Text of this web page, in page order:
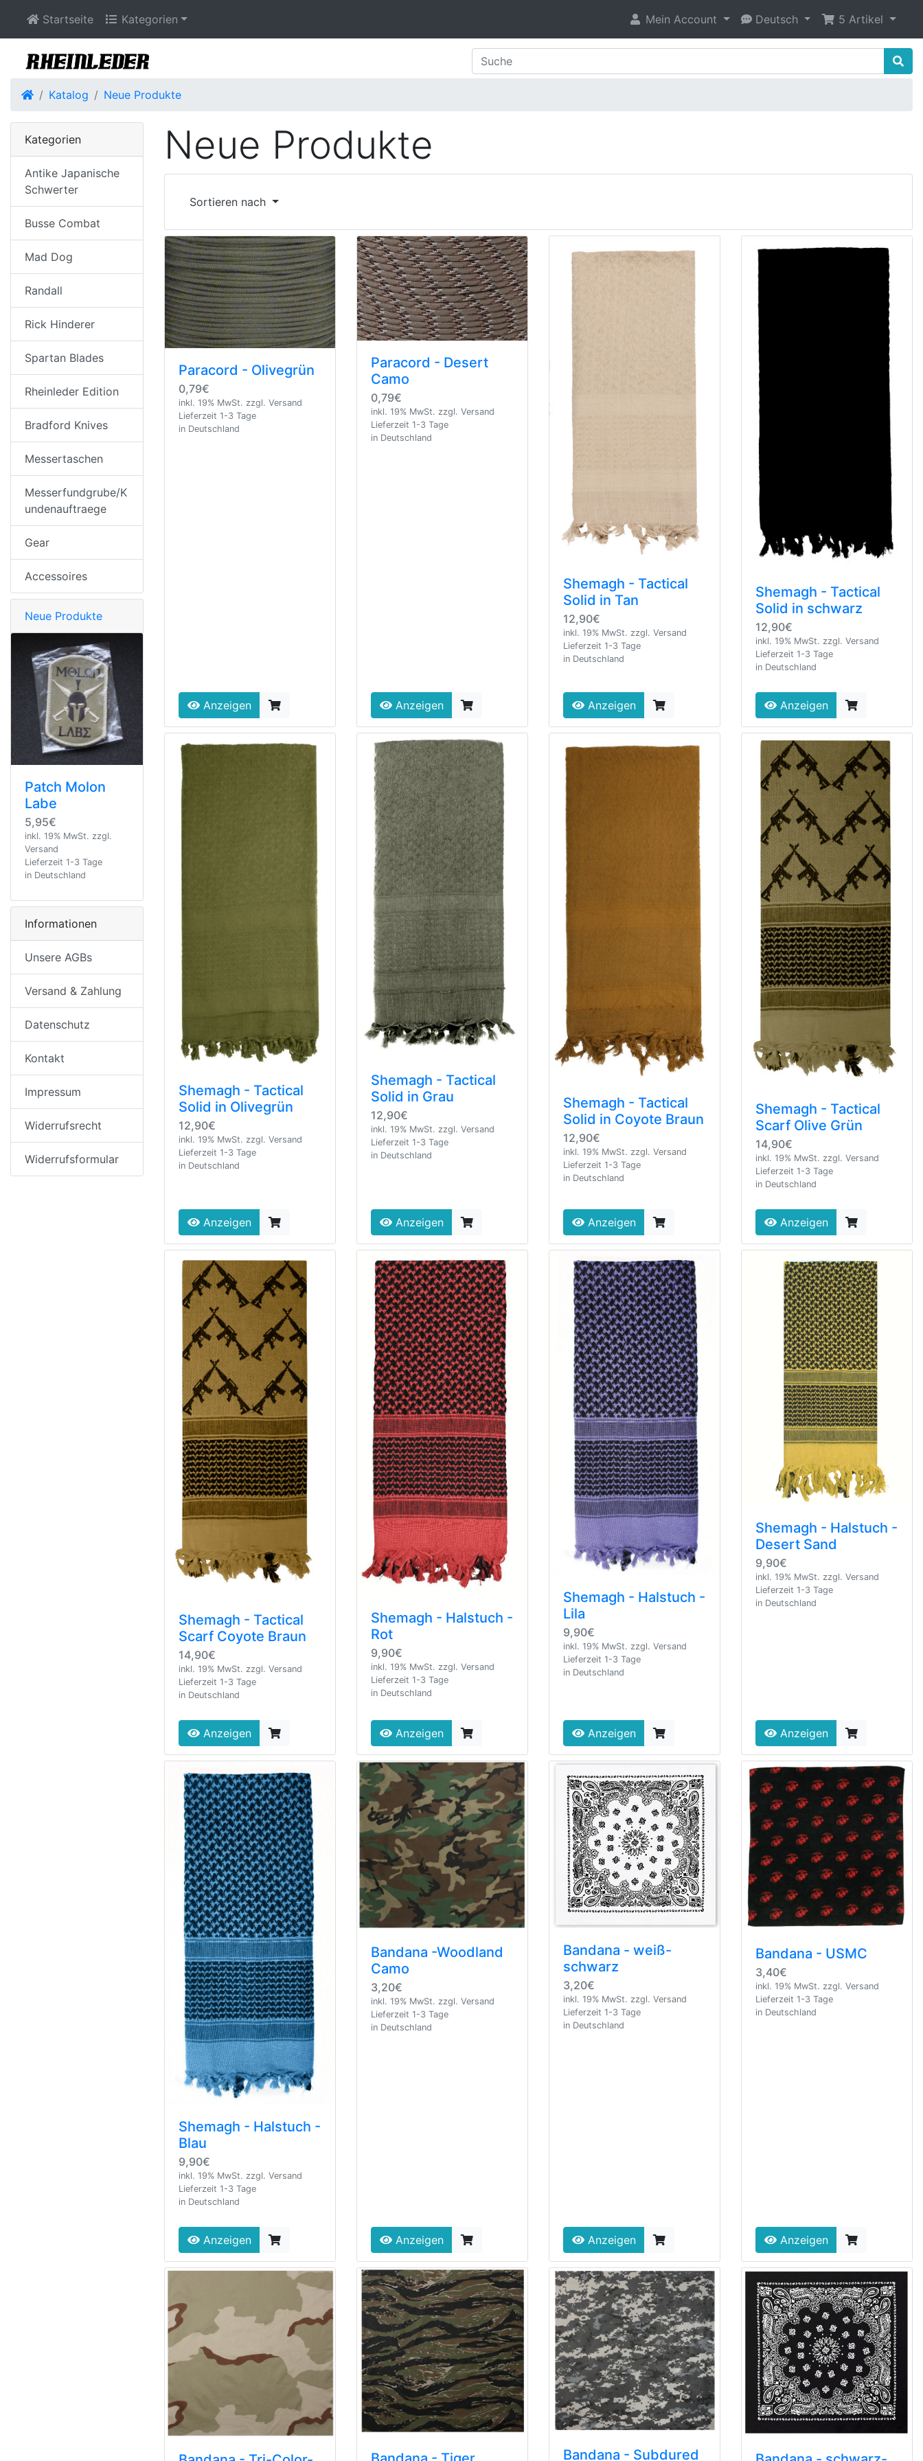
Startseite Kategorien Mein Account Deutsch 5 Artikel
Startseite
Katalog Neue Produkte
Neue Produkte
Sortieren nach
Paracord - Olivegrün
0,79€
inkl. 19% MwSt. zzgl. Versand
Lieferzeit 1-3 Tage
in Deutschland
Anzeigen
Paracord - Desert
Camo
0,79€
inkl. 19% MwSt. zzgl. Versand
Lieferzeit 1-3 Tage
in Deutschland
Anzeigen
Shemagh - Tactical
Solid in Tan
12,90€
inkl. 19% MwSt. zzgl. Versand
Lieferzeit 1-3 Tage
in Deutschland
Anzeigen
Shemagh - Tactical
Solid in schwarz
12,90€
inkl. 19% MwSt. zzgl. Versand
Lieferzeit 1-3 Tage
in Deutschland
Anzeigen
Shemagh - Tactical
Solid in Olivegrün
12,90€
inkl. 19% MwSt. zzgl. Versand
Lieferzeit 1-3 Tage
in Deutschland
Anzeigen
Shemagh - Tactical
Solid in Grau
12,90€
inkl. 19% MwSt. zzgl. Versand
Lieferzeit 1-3 Tage
in Deutschland
Anzeigen
Shemagh - Tactical
Solid in Coyote Braun
12,90€
inkl. 19% MwSt. zzgl. Versand
Lieferzeit 1-3 Tage
in Deutschland
Anzeigen
Shemagh - Tactical
Scarf Olive Grün
14,90€
inkl. 19% MwSt. zzgl. Versand
Lieferzeit 1-3 Tage
in Deutschland
Anzeigen
Shemagh - Tactical
Scarf Coyote Braun
14,90€
inkl. 19% MwSt. zzgl. Versand
Lieferzeit 1-3 Tage
in Deutschland
Anzeigen
Shemagh - Halstuch -
Rot
9,90€
inkl. 19% MwSt. zzgl. Versand
Lieferzeit 1-3 Tage
in Deutschland
Anzeigen
Shemagh - Halstuch -
Lila
9,90€
inkl. 19% MwSt. zzgl. Versand
Lieferzeit 1-3 Tage
in Deutschland
Anzeigen
Shemagh - Halstuch -
Desert Sand
9,90€
inkl. 19% MwSt. zzgl. Versand
Lieferzeit 1-3 Tage
in Deutschland
Anzeigen
Shemagh - Halstuch -
Blau
9,90€
inkl. 19% MwSt. zzgl. Versand
Lieferzeit 1-3 Tage
in Deutschland
Anzeigen
Bandana -Woodland
Camo
3,20€
inkl. 19% MwSt. zzgl. Versand
Lieferzeit 1-3 Tage
in Deutschland
Anzeigen
Bandana - weiß-
schwarz
3,20€
inkl. 19% MwSt. zzgl. Versand
Lieferzeit 1-3 Tage
in Deutschland
Anzeigen
Bandana - USMC
3,40€
inkl. 19% MwSt. zzgl. Versand
Lieferzeit 1-3 Tage
in Deutschland
Anzeigen
Bandana - Subdured
Kategorien
Antike Japanische
Schwerter
Busse Combat
Mad Dog
Randall
Rick Hinderer
Spartan Blades
Rheinleder Edition
Bradford Knives
Messertaschen
Messerfundgrube/K
undenauftraege
Gear
Accessoires
Neue Produkte
Patch Molon
Labe
5,95€
inkl. 19% MwSt. zzgl.
Versand
Lieferzeit 1-3 Tage
in Deutschland
Informationen
Unsere AGBs
Versand & Zahlung
Datenschutz
Kontakt
Impressum
Widerrufsrecht
Widerrufsformular